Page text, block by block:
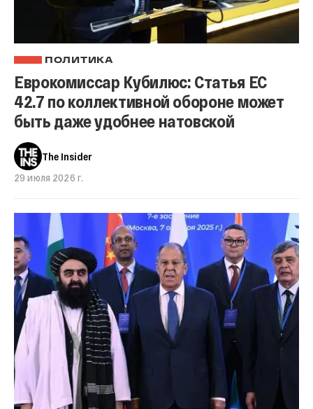
ПОЛИТИКА
Еврокомиссар Кубилюс: Статья ЕС
42.7 по коллективной обороне может
быть даже удобнее натовской
The Insider
29 июля 2026 г.